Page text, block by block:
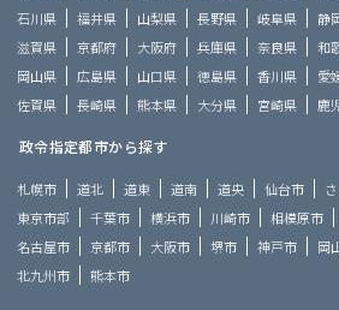
石川県
福井県 山梨県 長野県 岐阜県 静
滋賀県
京都府 大阪府 兵庫県 奈良県 和
岡山県
広島県 山口県 徳島県 香川県 愛
佐賀県
長崎県 熊本県 大分県 宮崎県 鹿
政令指定都市から探す
札幌市 道北 道東 道南 道央 仙台市
東京市部
千葉市 横浜市 川崎市 相模原市
名古屋市
京都市 大阪市 堺市 神戸市 岡
北九州市
熊本市